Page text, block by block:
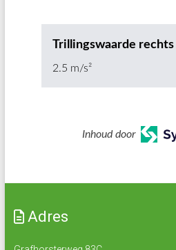
Trillingswaarde rechts
2.5 m/s²
Inhoud door
Adres